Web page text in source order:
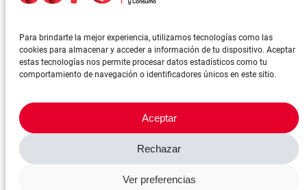
Para brindarte la mejor experiencia, utilizamos tecnologías como las
cookies para almacenar y acceder a información de tu dispositivo. Aceptar
estas tecnologías nos permite procesar datos estadísticos como tu
comportamiento de navegación o identificadores únicos en este sitio.
Aceptar
Rechazar
Ver preferencias
©FeSMCUGT 2024